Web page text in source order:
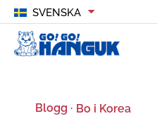
SVENSKA
Blogg · Bo i Korea